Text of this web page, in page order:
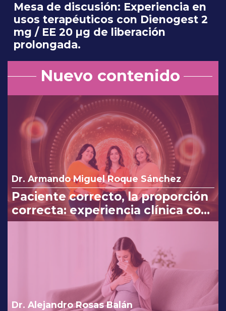
Mesa de discusión: Experiencia en
usos terapéuticos con Dienogest 2
mg / EE 20 µg de liberación
prolongada.
Nuevo contenido
Dr. Armando Miguel Roque Sánchez
Paciente correcto, la proporción
correcta: experiencia clínica con
Myo y D-Chiro-Inositol
Dr. Alejandro Rosas Balán